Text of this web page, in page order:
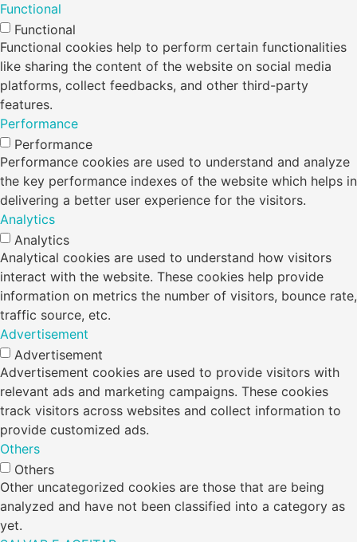
Functional
Functional
Functional cookies help to perform certain functionalities
like sharing the content of the website on social media
platforms, collect feedbacks, and other third-party
features.
Performance
Performance
Performance cookies are used to understand and analyze
the key performance indexes of the website which helps in
delivering a better user experience for the visitors.
Analytics
Analytics
Analytical cookies are used to understand how visitors
interact with the website. These cookies help provide
information on metrics the number of visitors, bounce rate,
traffic source, etc.
Advertisement
Advertisement
Advertisement cookies are used to provide visitors with
relevant ads and marketing campaigns. These cookies
track visitors across websites and collect information to
provide customized ads.
Others
Others
Other uncategorized cookies are those that are being
analyzed and have not been classified into a category as
yet.